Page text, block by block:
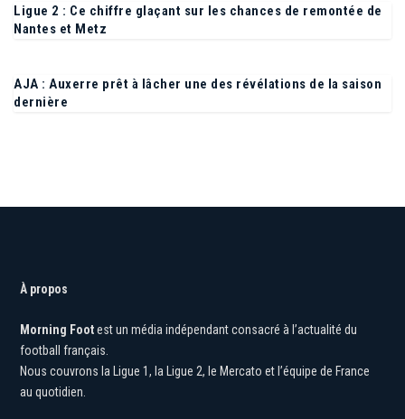
Ligue 2 : Ce chiffre glaçant sur les chances de remontée de
AJA : Auxerre prêt à lâcher une des révélations de la saison
À propos
Morning Foot
est un média indépendant consacré à l’actualité du
football français.
Nous couvrons la Ligue 1, la Ligue 2, le Mercato et l’équipe de France
au quotidien.